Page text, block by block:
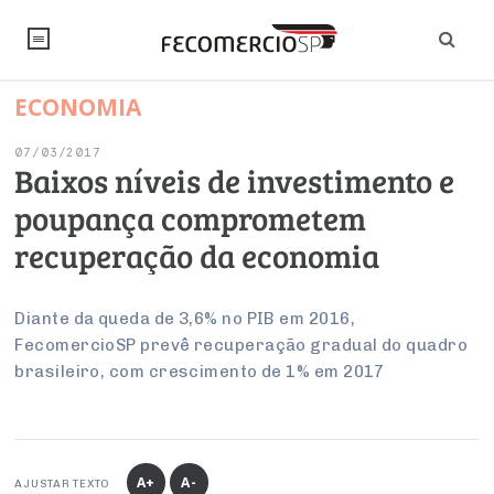
NOTÍCIAS
Editorial
Artigos
Institucional
PROJETOS ESPECIAIS:
UM BRASIL
Economia
Pesquisas
Brasil
Internacional
Inteligência Artificial
Legislação
Trabalho
Empresas
Negócios
Varejo
ESG
Últimas Notícias
SINDICATOS
PESQUISAS
FALE CONOSCO
INSTITUCIONAL
Sobre
Negociações Coletivas
Conselho de Turismo
Conselho de Emprego e Relações do Trabalho
EMPRESAS
ECONOMIA
07/03/2017
Baixos níveis de investimento e
poupança comprometem
recuperação da economia
Diante da queda de 3,6% no PIB em 2016,
FecomercioSP prevê recuperação gradual do quadro
brasileiro, com crescimento de 1% em 2017
AJUSTAR TEXTO A+ A-